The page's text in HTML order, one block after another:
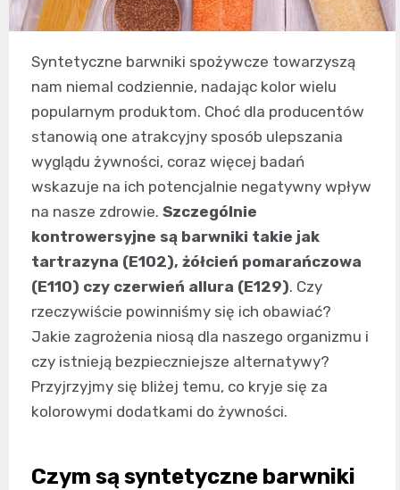
Syntetyczne barwniki spożywcze towarzyszą
nam niemal codziennie, nadając kolor wielu
popularnym produktom. Choć dla producentów
stanowią one atrakcyjny sposób ulepszania
wyglądu żywności, coraz więcej badań
wskazuje na ich potencjalnie negatywny wpływ
na nasze zdrowie. Szczególnie
kontrowersyjne są barwniki takie jak
tartrazyna (E102), żółcień pomarańczowa
(E110) czy czerwień allura (E129). Czy
rzeczywiście powinniśmy się ich obawiać?
Jakie zagrożenia niosą dla naszego organizmu i
czy istnieją bezpieczniejsze alternatywy?
Przyjrzyjmy się bliżej temu, co kryje się za
kolorowymi dodatkami do żywności.
Czym są syntetyczne barwniki